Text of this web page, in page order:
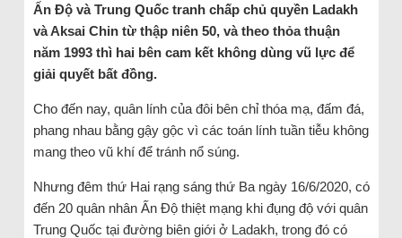
Ấn Độ và Trung Quốc tranh chấp chủ quyền Ladakh
và Aksai Chin từ thập niên 50, và theo thỏa thuận
năm 1993 thì hai bên cam kết không dùng vũ lực để
giải quyết bất đồng.
Cho đến nay, quân lính của đôi bên chỉ thóa mạ, đấm đá,
phang nhau bằng gậy gộc vì các toán lính tuần tiễu không
mang theo vũ khí để tránh nổ súng.
Nhưng đêm thứ Hai rạng sáng thứ Ba ngày 16/6/2020, có
đến 20 quân nhân Ấn Độ thiệt mạng khi đụng độ với quân
Trung Quốc tại đường biên giới ở Ladakh, trong đó có